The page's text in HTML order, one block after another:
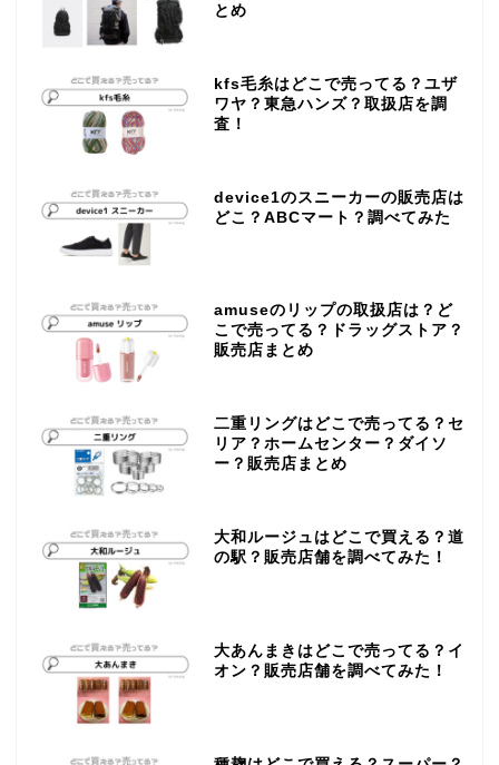
とめ
kfs毛糸はどこで売ってる？ユザ
ワヤ？東急ハンズ？取扱店を調
査！
device1のスニーカーの販売店は
どこ？ABCマート？調べてみた
amuseのリップの取扱店は？ど
こで売ってる？ドラッグストア？
販売店まとめ
二重リングはどこで売ってる？セ
リア？ホームセンター？ダイソ
ー？販売店まとめ
大和ルージュはどこで買える？道
の駅？販売店舗を調べてみた！
大あんまきはどこで売ってる？イ
オン？販売店舗を調べてみた！